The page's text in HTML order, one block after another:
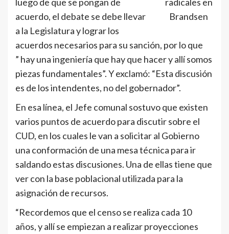
Brandsen
acuerdo, el debate se debe llevar
a la Legislatura y lograr los
acuerdos necesarios para su sanción, por lo que
” hay una ingeniería que hay que hacer y allí somos
piezas fundamentales”. Y exclamó: “Esta discusión
es de los intendentes, no del gobernador”.
En esa línea, el Jefe comunal sostuvo que existen
varios puntos de acuerdo para discutir sobre el
CUD, en los cuales le van a solicitar al Gobierno
una conformación de una mesa técnica para ir
saldando estas discusiones. Una de ellas tiene que
ver con la base poblacional utilizada para la
asignación de recursos.
“Recordemos que el censo se realiza cada 10
años, y allí se empiezan a realizar proyecciones